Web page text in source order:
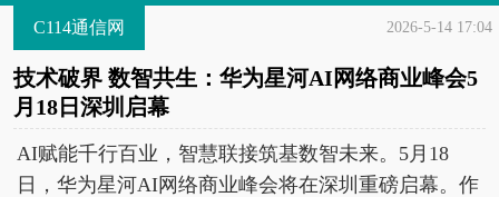
C114通信网 2026-5-14 17:04
技术破界 数智共生：华为星河AI网络商业峰会5
月18日深圳启幕
AI赋能千行百业，智慧联接筑基数智未来。5月18
日，华为星河AI网络商业峰会将在深圳重磅启幕。作